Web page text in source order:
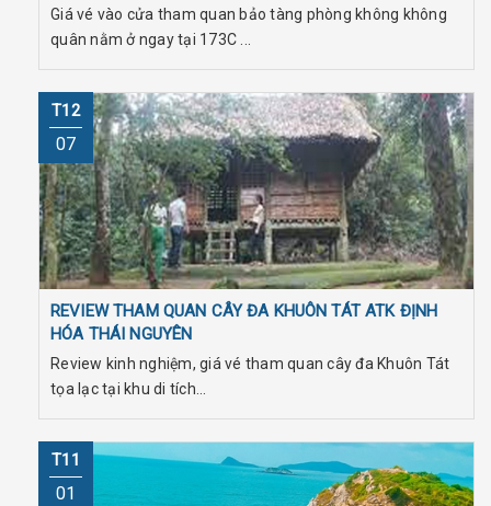
Giá vé vào cửa tham quan bảo tàng phòng không không
quân nằm ở ngay tại 173C ...
T12
07
REVIEW THAM QUAN CÂY ĐA KHUÔN TÁT ATK ĐỊNH
HÓA THÁI NGUYÊN
Review kinh nghiệm, giá vé tham quan cây đa Khuôn Tát
tọa lạc tại khu di tích...
T11
01